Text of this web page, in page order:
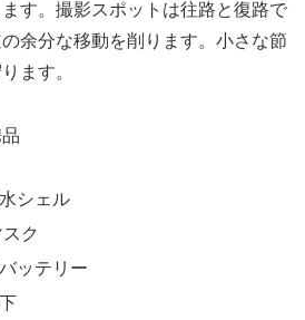
す。撮影スポットは往路と復路で
余分な移動を削ります。小さな節
ます。
シェル
ク
ッテリー